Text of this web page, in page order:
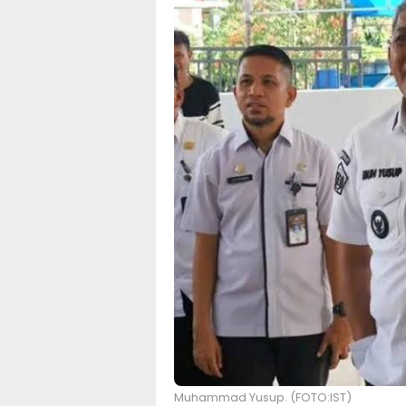
Muhammad Yusup. (FOTO:IST)